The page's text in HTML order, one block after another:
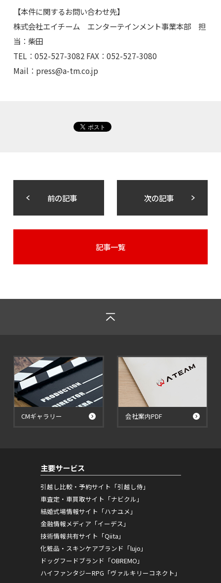
【本件に関するお問い合わせ先】
株式会社エイチーム エンターテインメント事業本部 担
当：柴田
TEL：052-527-3082 FAX：052-527-3080
Mail： press@a-tm.co.jp
前の記事 次の記事
記事一覧
CMギャラリー 会社案内PDF
主要サービス
引越し比較・予約サイト「引越し侍」
車査定・車買取サイト「ナビクル」
結婚式場情報サイト「ハナユメ」
金融情報メディア「イーデス」
技術情報共有サイト「Qiita」
化粧品・スキンケアブランド「lujo」
ドッグフードブランド「OBREMO」
ハイファンタジーRPG「ヴァルキリーコネクト」